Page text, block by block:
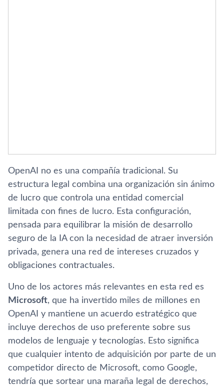
OpenAI no es una compañía tradicional. Su
estructura legal combina una organización sin ánimo
de lucro que controla una entidad comercial
limitada con fines de lucro. Esta configuración,
pensada para equilibrar la misión de desarrollo
seguro de la IA con la necesidad de atraer inversión
privada, genera una red de intereses cruzados y
obligaciones contractuales.
Uno de los actores más relevantes en esta red es
Microsoft, que ha invertido miles de millones en
OpenAI y mantiene un acuerdo estratégico que
incluye derechos de uso preferente sobre sus
modelos de lenguaje y tecnologías. Esto significa
que cualquier intento de adquisición por parte de un
competidor directo de Microsoft, como Google,
tendría que sortear una maraña legal de derechos,